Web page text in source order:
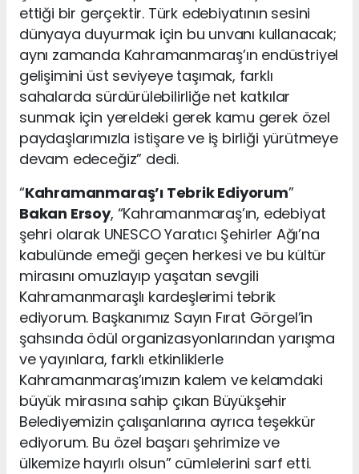
ettiği bir gerçektir. Türk edebiyatının sesini
dünyaya duyurmak için bu unvanı kullanacak;
aynı zamanda Kahramanmaraş’ın endüstriyel
gelişimini üst seviyeye taşımak, farklı
sahalarda sürdürülebilirliğe net katkılar
sunmak için yereldeki gerek kamu gerek özel
paydaşlarımızla istişare ve iş birliği yürütmeye
devam edeceğiz” dedi.
“Kahramanmaraş’ı Tebrik Ediyorum”
Bakan Ersoy, “Kahramanmaraş’ın, edebiyat
şehri olarak UNESCO Yaratıcı Şehirler Ağı’na
kabulünde emeği geçen herkesi ve bu kültür
mirasını omuzlayıp yaşatan sevgili
Kahramanmaraşlı kardeşlerimi tebrik
ediyorum. Başkanımız Sayın Fırat Görgel’in
şahsında ödül organizasyonlarından yarışma
ve yayınlara, farklı etkinliklerle
Kahramanmaraş’ımızın kalem ve kelamdaki
büyük mirasına sahip çıkan Büyükşehir
Belediyemizin çalışanlarına ayrıca teşekkür
ediyorum. Bu özel başarı şehrimize ve
ülkemize hayırlı olsun” cümlelerini sarf etti.